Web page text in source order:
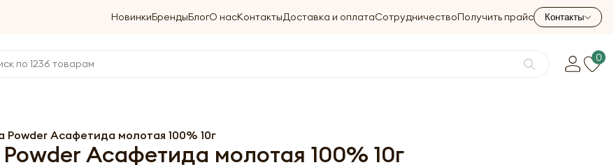
НовинкиБрендыБлогО насКонтактыДоставка и оплатаСотрудничествоПолучить прайс Контакты
0
Асафетида молотая 100% 10г
Асафетида молотая 100% 10г